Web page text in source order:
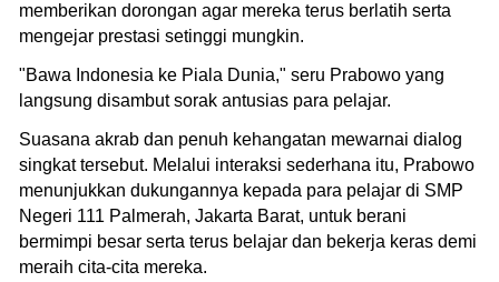
memberikan dorongan agar mereka terus berlatih serta
mengejar prestasi setinggi mungkin.
"Bawa Indonesia ke Piala Dunia," seru Prabowo yang
langsung disambut sorak antusias para pelajar.
Suasana akrab dan penuh kehangatan mewarnai dialog
singkat tersebut. Melalui interaksi sederhana itu, Prabowo
menunjukkan dukungannya kepada para pelajar di SMP
Negeri 111 Palmerah, Jakarta Barat, untuk berani
bermimpi besar serta terus belajar dan bekerja keras demi
meraih cita-cita mereka.